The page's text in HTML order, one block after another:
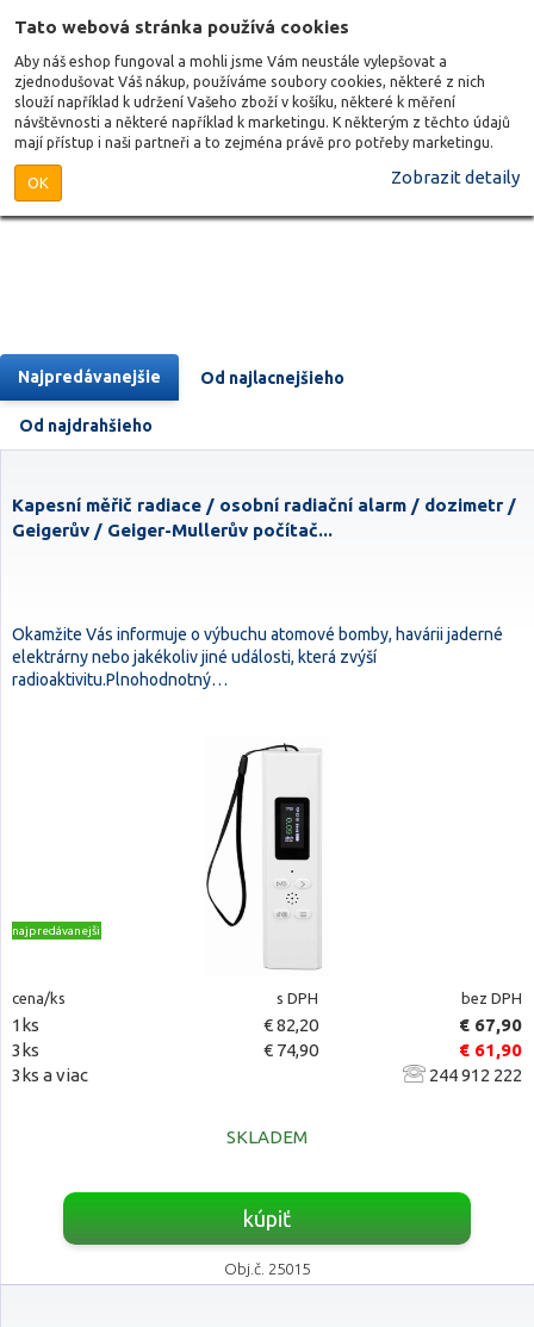
Tato webová stránka používá cookies
Aby náš eshop fungoval a mohli jsme Vám neustále vylepšovat a
zjednodušovat Váš nákup, používáme soubory cookies, některé z nich
slouží například k udržení Vašeho zboží v košíku, některé k měření
návštěvnosti a některé například k marketingu. K některým z těchto údajů
mají přístup i naši partneři a to zejména právě pro potřeby marketingu.
OK Zobrazit detaily
Najpredávanejšie Od najlacnejšieho
Od najdrahšieho
Kapesní měřič radiace / osobní radiační alarm / dozimetr /
Geigerův / Geiger-Mullerův počítač...
Okamžite Vás informuje o výbuchu atomové bomby, havárii jaderné
elektrárny nebo jakékoliv jiné události, která zvýší
radioaktivitu.Plnohodnotný…
najpredávanejšie
cena/ks s DPH bez DPH
1ks € 82,20
€ 67,90
3ks
€ 74,90
€ 61,90
3ks a viac
244 912 222
SKLADEM
kúpiť
Obj.č. 25015